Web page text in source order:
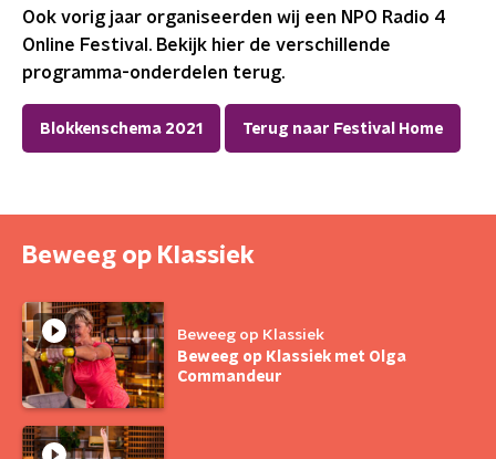
Ook vorig jaar organiseerden wij een NPO Radio 4
Online Festival. Bekijk hier de verschillende
programma-onderdelen terug.
Blokkenschema 2021 Terug naar Festival Home
Beweeg op Klassiek
Beweeg op Klassiek
Beweeg op Klassiek met Olga
Commandeur